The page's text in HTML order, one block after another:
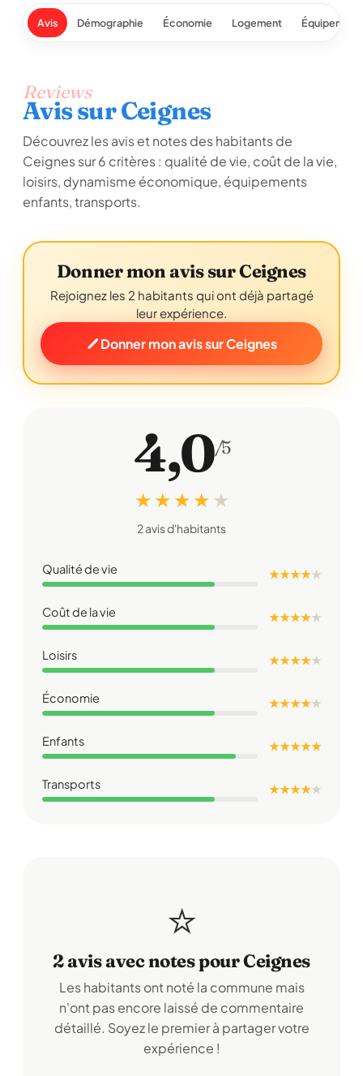
Avis Démographie Économie Logement
Reviews
Avis sur Ceignes
Découvrez les avis et notes des habitants de
Ceignes sur 6 critères : qualité de vie, coût de la vie,
loisirs, dynamisme économique, équipements
enfants, transports.
Donner mon avis sur Ceignes
Rejoignez les 2 habitants qui ont déjà partagé
leur expérience.
Donner mon avis sur Ceignes
4,0/5
★ ★ ★ ★ ★
2 avis d'habitants
Qualité de vie ★ ★ ★ ★★
Coût de la vie ★ ★ ★ ★★
Loisirs ★ ★ ★ ★★
Économie ★ ★ ★ ★★
Enfants ★ ★ ★ ★ ★
Transports ★ ★ ★ ★★
⭐
2 avis avec notes pour Ceignes
Les habitants ont noté la commune mais
n'ont pas encore laissé de commentaire
détaillé. Soyez le premier à partager votre
expérience !